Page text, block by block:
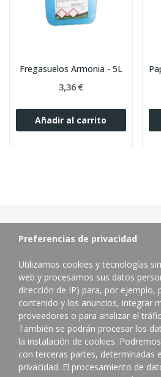
Fregasuelos Armonia - 5L
3,36 €
Añadir al carrito
Distribuidor de productos de limpieza
Contacta con
624832402
Preferencias de privacidad
Utilizamos cookies y tecnologías
web y procesamos sus datos
dirección de IP) para, por ejemplo,
contenido y los anuncios, integrar
proveedores o para analizar el
También se podrán procesar los
la instalación de cookies.
con terceras partes, determinadas
privacidad. El procesamiento de